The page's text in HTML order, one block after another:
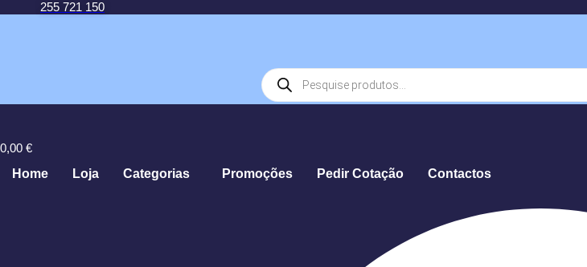
255 721 150
Products
search
0,00 €
Home
Loja Categorias Promoções Pedir Cotação Contactos